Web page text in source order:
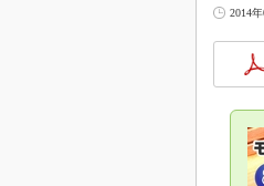
2014